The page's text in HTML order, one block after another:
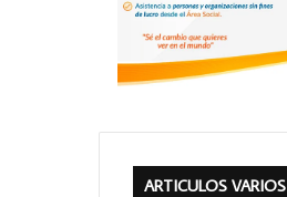
ARTICULOS VARIOS